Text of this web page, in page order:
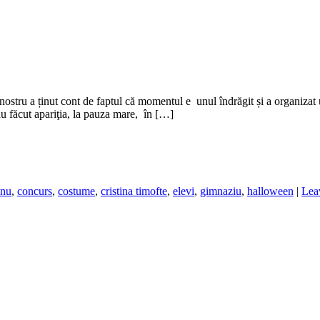
a ținut cont de faptul că momentul e unul îndrăgit și a
făcut apariţia, la pauza mare, în […]
, concurs, costume, cristina timofte, elevi, gimnaziu, halloween |